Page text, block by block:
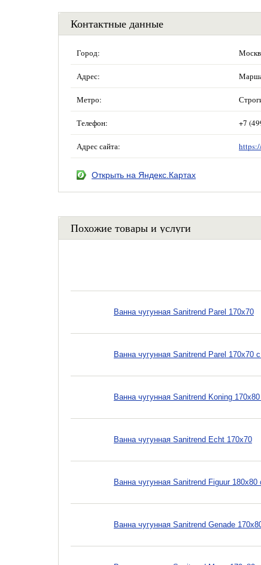
Контактные данные
Город:
Адрес:
Метро:
Телефон: +7
Адрес сайта:
Открыть на Яндекс.Картах
Похожие товары и услуги
Ванна чугунная Sanitrend Parel 170х70
Ванна чугунная Sanitrend Parel 170х70
Ванна чугунная Sanitrend Koning
Ванна чугунная Sanitrend Echt 170х70
Ванна чугунная Sanitrend Figuur
Ванна чугунная Sanitrend Genade